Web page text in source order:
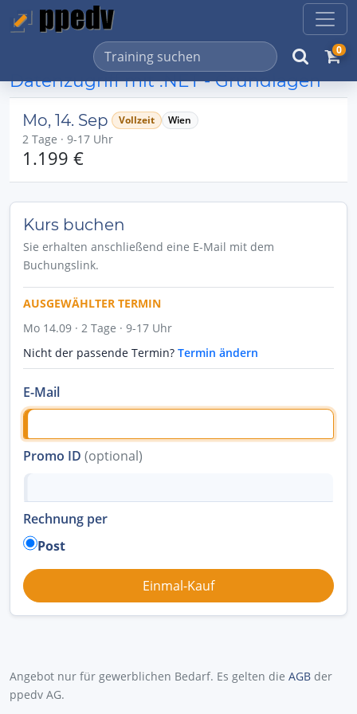
0
Datenzugriff mit .NET - Grundlagen
Mo, 14. Sep Vollzeit Wien
2 Tage · 9-17 Uhr
1.199 €
Kurs buchen
Sie erhalten anschließend eine E-Mail mit dem
Buchungslink.
AUSGEWÄHLTER TERMIN
Mo 14.09 · 2 Tage · 9-17 Uhr
Nicht der passende Termin? Termin ändern
E-Mail
Promo ID (optional)
Rechnung per
Post
Angebot nur für gewerblichen Bedarf. Es gelten die AGB der
ppedv AG.